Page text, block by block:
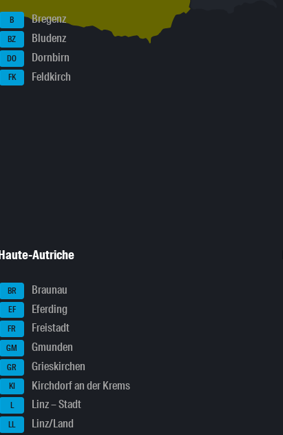
B Bregenz
BZ Bludenz
DO Dornbirn
FK Feldkirch
Autriche
BR Braunau
EF Eferding
FR Freistadt
GM Gmunden
GR Grieskirchen
KI Kirchdorf an der Krems
L Linz – Stadt
LL Linz/Land